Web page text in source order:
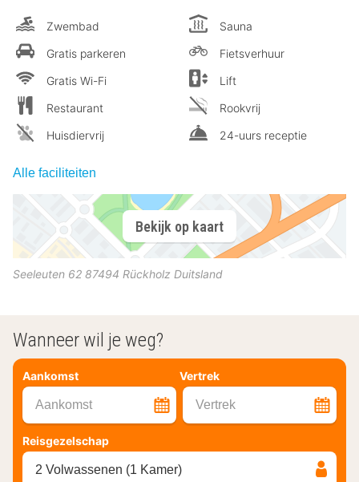
Zwembad
Gratis parkeren
Gratis Wi-Fi
Restaurant
Huisdiervrij
Sauna
Fietsverhuur
Lift
Rookvrij
24-uurs receptie
Alle faciliteiten
Bekijk op kaart
Seeleuten 62 87494 Rückholz Duitsland
Wanneer wil je weg?
Aankomst Vertrek
Aankomst Vertrek
Reisgezelschap
2 Volwassenen (1 Kamer)